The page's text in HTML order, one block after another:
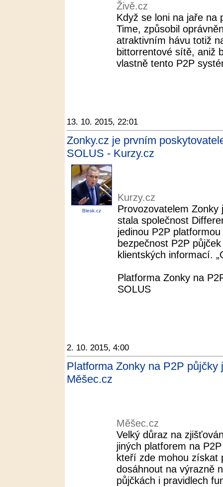
Živě.cz
Když se loni na jaře na
Time, způsobil
atraktivním hávu totiž
bittorrentové sítě, aniž
vlastně tento P2P
13. 10. 2015, 22:01
Zonky.cz je prvním
SOLUS - Kurzy.cz
Blesk.cz
Kurzy.cz
Provozovatelem
stala společnost
jedinou P2P
bezpečnost P2P
klientských informací.
Platforma Zonky na
SOLUS
2. 10. 2015, 4:00
Platforma Zonky na P2P
Měšec.cz
Měšec.cz
Velký důraz na
jiných platforem na
kteří zde mohou získat
dosáhnout na výrazně
půjčkách i pravidlech